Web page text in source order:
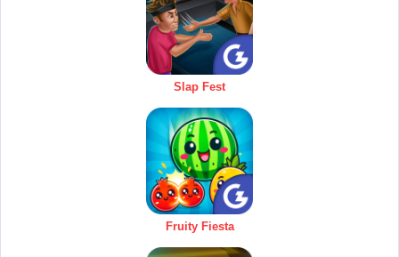
Slap Fest
Fruity Fiesta